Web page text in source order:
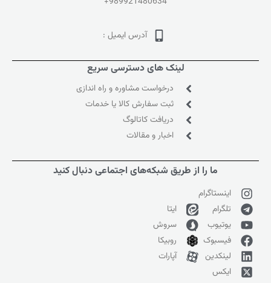
آدرس ایمیل :
لینک های دسترسی سریع
درخواست مشاوره و راه اندازی
ثبت سفارش کالا یا خدمات
دریافت کاتالوگ
اخبار و مقالات
ما را از طریق شبکه‌های اجتماعی دنبال کنید
اینستاگرام
تلگرام
یوتیوب
فیسبوک
لینکدین
ایکس
ایتا
سروش
روبیکا
آپارات